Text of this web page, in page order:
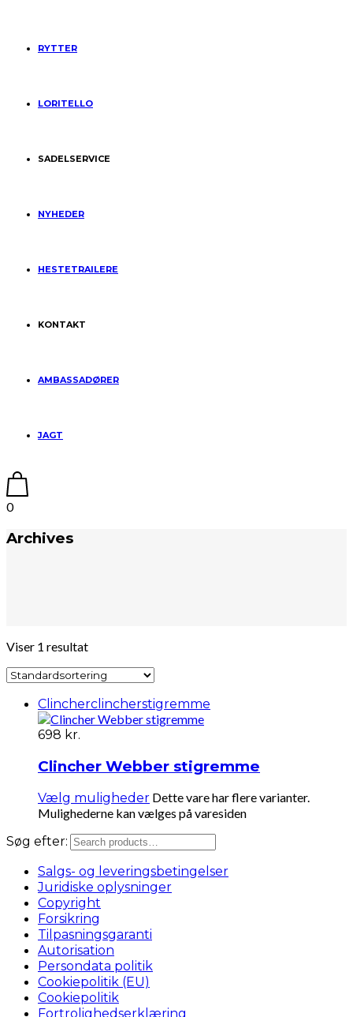
RYTTER
LORITELLO
SADELSERVICE
NYHEDER
HESTETRAILERE
KONTAKT
AMBASSADØRER
JAGT
0
Archives
Viser 1 resultat
Clincherclincherstigremme
698 kr.
Clincher Webber stigremme
Vælg muligheder Dette vare har flere varianter.
Mulighederne kan vælges på varesiden
Søg efter:
Salgs- og leveringsbetingelser
Juridiske oplysninger
Copyright
Forsikring
Tilpasningsgaranti
Autorisation
Persondata politik
Cookiepolitik (EU)
Cookiepolitik
Fortrolighedserklæring